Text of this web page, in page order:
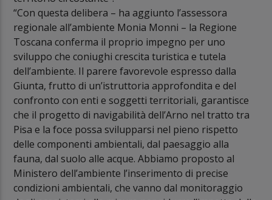
“Con questa delibera – ha aggiunto l’assessora
regionale all’ambiente Monia Monni – la Regione
Toscana conferma il proprio impegno per uno
sviluppo che coniughi crescita turistica e tutela
dell’ambiente. Il parere favorevole espresso dalla
Giunta, frutto di un’istruttoria approfondita e del
confronto con enti e soggetti territoriali, garantisce
che il progetto di navigabilità dell’Arno nel tratto tra
Pisa e la foce possa svilupparsi nel pieno rispetto
delle componenti ambientali, dal paesaggio alla
fauna, dal suolo alle acque. Abbiamo proposto al
Ministero dell’ambiente l’inserimento di precise
condizioni ambientali, che vanno dal monitoraggio